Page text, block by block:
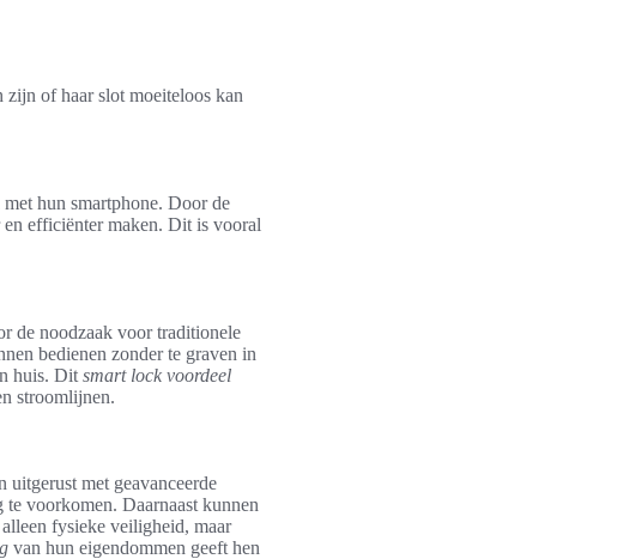
of haar slot moeiteloos kan
hun smartphone. Door de
efficiënter maken. Dit is vooral
de noodzaak voor traditionele
bedienen zonder te graven in
huis. Dit smart lock voordeel
stroomlijnen.
met geavanceerde
te voorkomen. Daarnaast kunnen
fysieke veiligheid, maar
van hun eigendommen geeft hen